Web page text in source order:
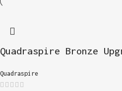
Quadraspire Bronze
Quadraspire